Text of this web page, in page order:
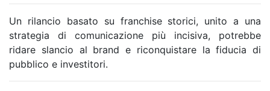
Un rilancio basato su franchise storici, unito a una
strategia di comunicazione più incisiva, potrebbe
ridare slancio al brand e riconquistare la fiducia di
pubblico e investitori.